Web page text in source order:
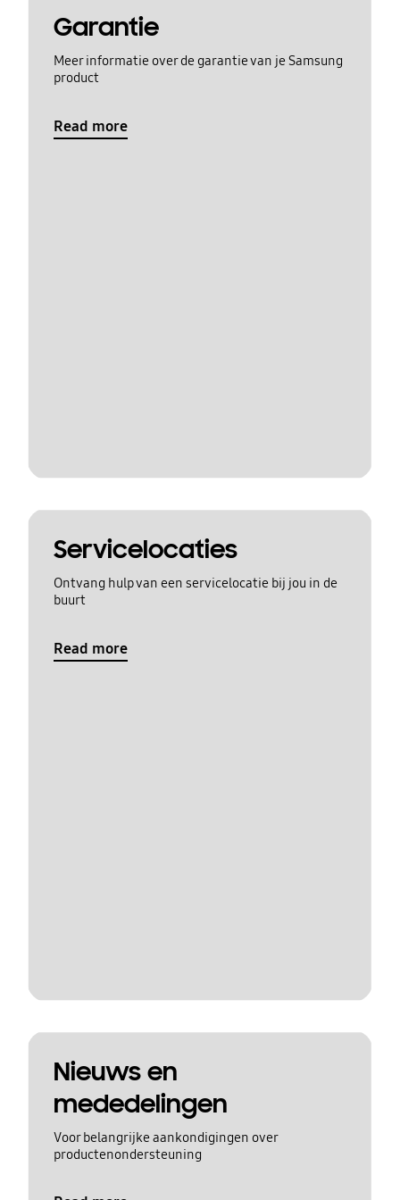
Garantie
Meer informatie over de garantie van je Samsung
product
Read more
Servicelocaties
Ontvang hulp van een servicelocatie bij jou in de
buurt
Read more
Nieuws en
mededelingen
Voor belangrijke aankondigingen over
productenondersteuning